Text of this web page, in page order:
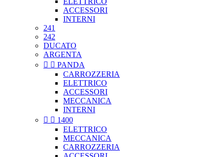
ACCESSORI
INTERNI
241
242
DUCATO
ARGENTA
  PANDA
CARROZZERIA
ELETTRICO
ACCESSORI
MECCANICA
INTERNI
  1400
ELETTRICO
MECCANICA
CARROZZERIA